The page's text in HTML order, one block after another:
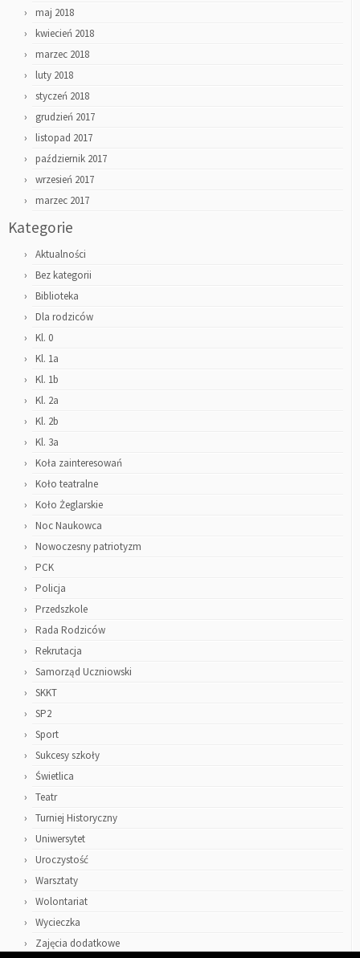
maj 2018
kwiecień 2018
marzec 2018
luty 2018
styczeń 2018
grudzień 2017
listopad 2017
październik 2017
wrzesień 2017
marzec 2017
Kategorie
Aktualności
Bez kategorii
Biblioteka
Dla rodziców
Kl. 0
Kl. 1a
Kl. 1b
Kl. 2a
Kl. 2b
Kl. 3a
Koła zainteresowań
Koło teatralne
Koło Żeglarskie
Noc Naukowca
Nowoczesny patriotyzm
PCK
Policja
Przedszkole
Rada Rodziców
Rekrutacja
Samorząd Uczniowski
SKKT
SP2
Sport
Sukcesy szkoły
Świetlica
Teatr
Turniej Historyczny
Uniwersytet
Uroczystość
Warsztaty
Wolontariat
Wycieczka
Zajęcia dodatkowe